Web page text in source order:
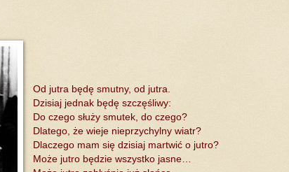
Od jutra będę smutny, od jutra.
Dzisiaj jednak będę szczęśliwy:
Do czego służy smutek, do czego?
Dlatego, że wieje nieprzychylny wiatr?
Dlaczego mam się dzisiaj martwić o jutro?
Może jutro będzie wszystko jasne…